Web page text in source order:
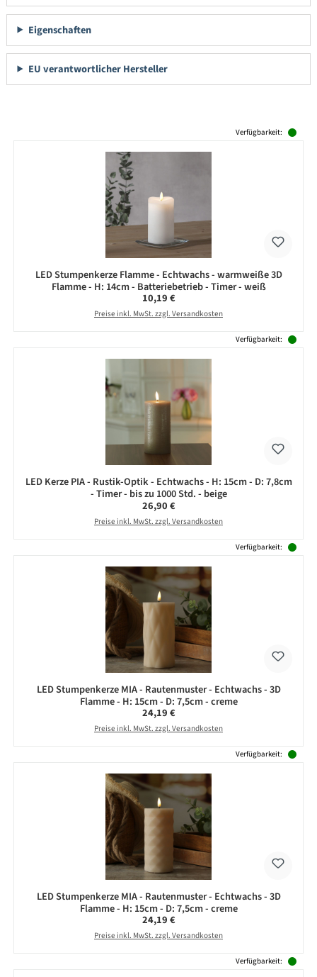
Eigenschaften
EU verantwortlicher Hersteller
Verfügbarkeit:
LED Stumpenkerze Flamme - Echtwachs - warmweiße 3D
Flamme - H: 14cm - Batteriebetrieb - Timer - weiß
Regulärer Preis:
10,19 €
Preise inkl. MwSt. zzgl. Versandkosten
Verfügbarkeit:
LED Kerze PIA - Rustik-Optik - Echtwachs - H: 15cm - D: 7,8cm
- Timer - bis zu 1000 Std. - beige
Regulärer Preis:
26,90 €
Preise inkl. MwSt. zzgl. Versandkosten
Verfügbarkeit:
LED Stumpenkerze MIA - Rautenmuster - Echtwachs - 3D
Flamme - H: 15cm - D: 7,5cm - creme
Regulärer Preis:
24,19 €
Preise inkl. MwSt. zzgl. Versandkosten
Verfügbarkeit:
LED Stumpenkerze MIA - Rautenmuster - Echtwachs - 3D
Flamme - H: 15cm - D: 7,5cm - creme
Regulärer Preis:
24,19 €
Preise inkl. MwSt. zzgl. Versandkosten
Verfügbarkeit: